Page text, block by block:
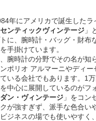
年にアメリカで誕生したラ
ンティックヴィンテージ 」
に、腕時計・バッグ・財布
手掛けています。
腕時計の分野でその名が知
ポリオ アルマーニやディー
いる会社でもあります。1
中心に展開しているのがフ
ン・ヴィンテージ 」をコン
が強すぎず、派手な色合い
ジネスの場でも使いやすく